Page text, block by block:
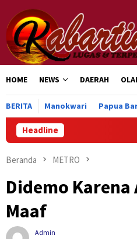
konten
HOME NEWS DAERAH
BERITA Manokwari Papua
Headline Pemkab
Beranda METRO
Didemo
Maaf
Admin